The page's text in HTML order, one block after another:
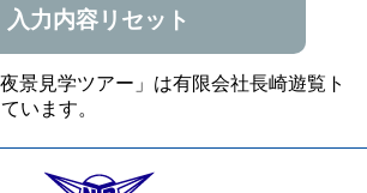
入力内容リセット
景見学ツアー」は有限会社長崎遊覧ト
います。